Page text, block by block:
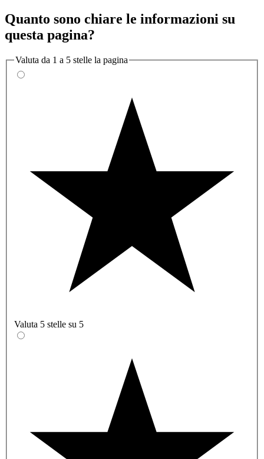
Quanto sono chiare le informazioni su
questa pagina?
Valuta da 1 a 5 stelle la pagina
Valuta 5 stelle su 5